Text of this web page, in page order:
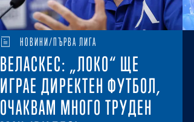
НОВИНИ/ПЪРВА ЛИГА
ВЕЛАСКЕС: „ЛОКО“ ЩЕ
ИГРАЕ ДИРЕКТЕН ФУТБОЛ,
ОЧАКВАМ МНОГО ТРУДЕН